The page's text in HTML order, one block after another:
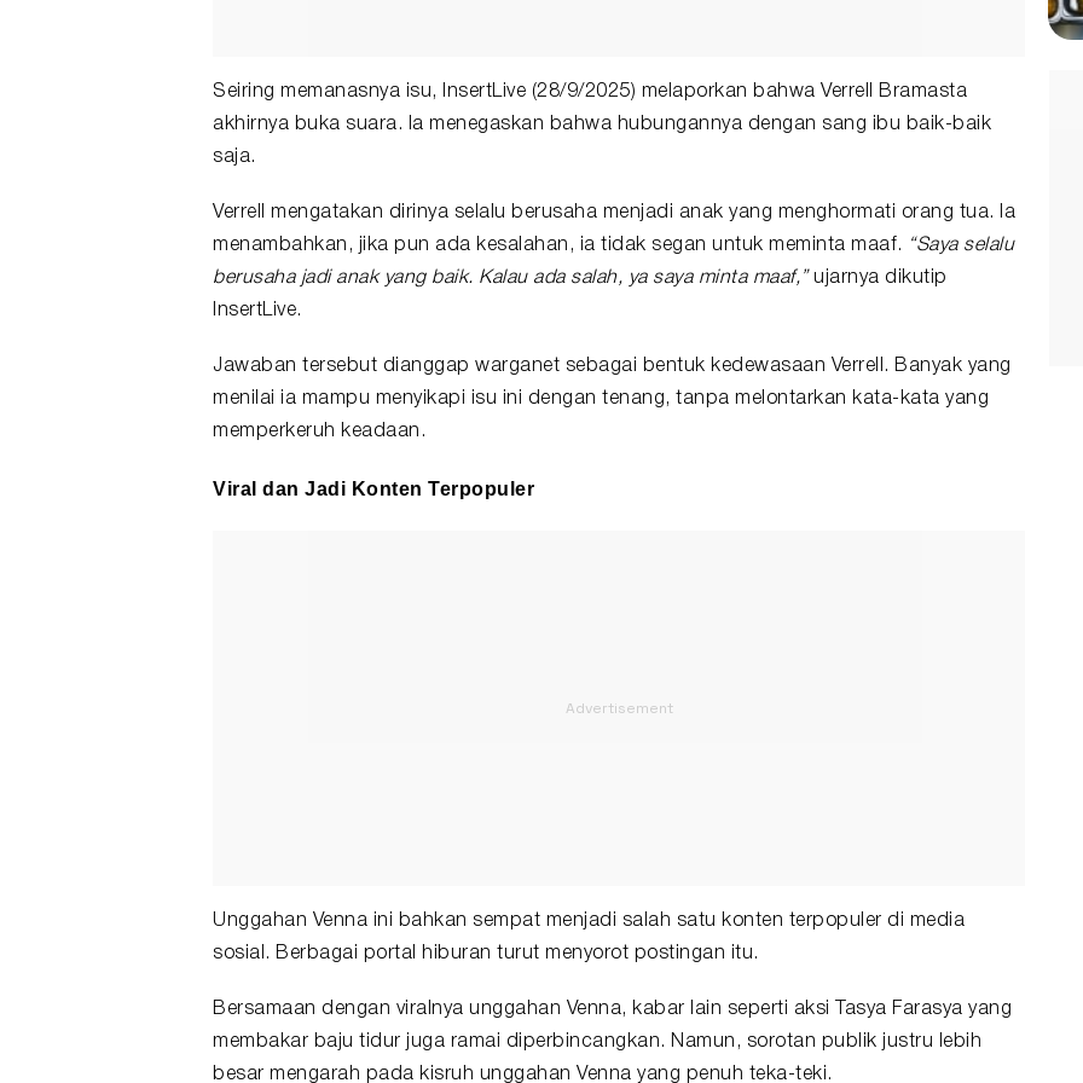
Seiring memanasnya isu, InsertLive (28/9/2025) melaporkan bahwa Verrell Bramasta
akhirnya buka suara. Ia menegaskan bahwa hubungannya dengan sang ibu baik-baik
saja.
Verrell mengatakan dirinya selalu berusaha menjadi anak yang menghormati orang tua. Ia
menambahkan, jika pun ada kesalahan, ia tidak segan untuk meminta maaf.
“Saya selalu
berusaha jadi anak yang baik. Kalau ada salah, ya saya minta maaf,”ujarnya dikutip
InsertLive.
Jawaban tersebut dianggap warganet sebagai bentuk kedewasaan Verrell. Banyak yang
menilai ia mampu menyikapi isu ini dengan tenang, tanpa melontarkan kata-kata yang
memperkeruh keadaan.
Viral dan Jadi Konten Terpopuler
Unggahan Venna ini bahkan sempat menjadi salah satu konten terpopuler di media
sosial. Berbagai portal hiburan turut menyorot postingan itu.
Bersamaan dengan viralnya unggahan Venna, kabar lain seperti aksi Tasya Farasya yang
membakar baju tidur juga ramai diperbincangkan. Namun, sorotan publik justru lebih
besar mengarah pada kisruh unggahan Venna yang penuh teka-teki.